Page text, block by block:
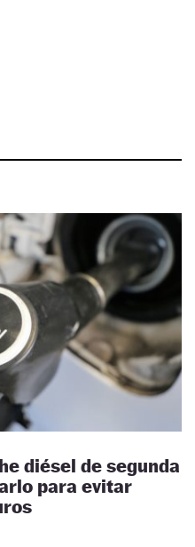
diésel de segunda
para evitar